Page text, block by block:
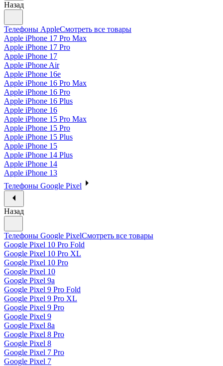
Назад
Телефоны AppleСмотреть все товары
Apple iPhone 17 Pro Max
Apple iPhone 17 Pro
Apple iPhone 17
Apple iPhone Air
Apple iPhone 16e
Apple iPhone 16 Pro Max
Apple iPhone 16 Pro
Apple iPhone 16 Plus
Apple iPhone 16
Apple iPhone 15 Pro Max
Apple iPhone 15 Pro
Apple iPhone 15 Plus
Apple iPhone 15
Apple iPhone 14 Plus
Apple iPhone 14
Apple iPhone 13
Телефоны Google Pixel
Назад
Телефоны Google PixelСмотреть все товары
Google Pixel 10 Pro Fold
Google Pixel 10 Pro XL
Google Pixel 10 Pro
Google Pixel 10
Google Pixel 9a
Google Pixel 9 Pro Fold
Google Pixel 9 Pro XL
Google Pixel 9 Pro
Google Pixel 9
Google Pixel 8a
Google Pixel 8 Pro
Google Pixel 8
Google Pixel 7 Pro
Google Pixel 7